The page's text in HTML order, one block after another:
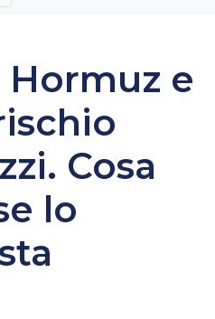
e
Cosa
lo